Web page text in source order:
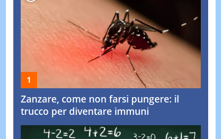
Zanzare, come non farsi pungere: il
trucco per diventare immuni